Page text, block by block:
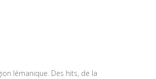
lémanique. Des hits, de la